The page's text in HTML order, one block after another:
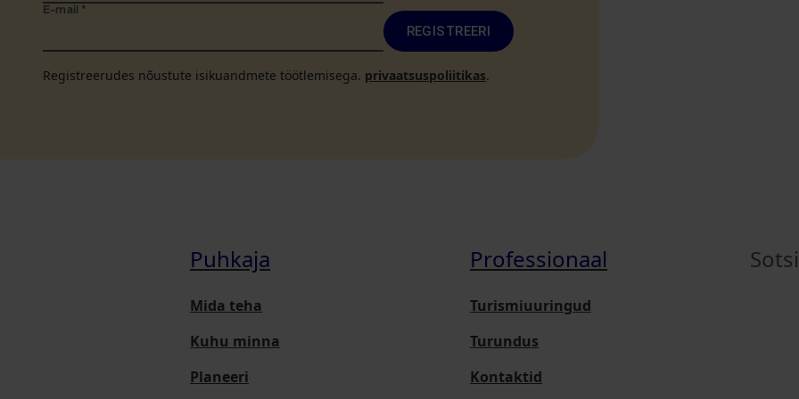
E-mail *
REGISTREERI
Registreerudes nõustute isikuandmete töötlemisega. privaatsuspoliitikas.
Puhkaja
Mida teha
Kuhu minna
Planeeri
Professionaal
Turismiuuringud
Turundus
Kontaktid